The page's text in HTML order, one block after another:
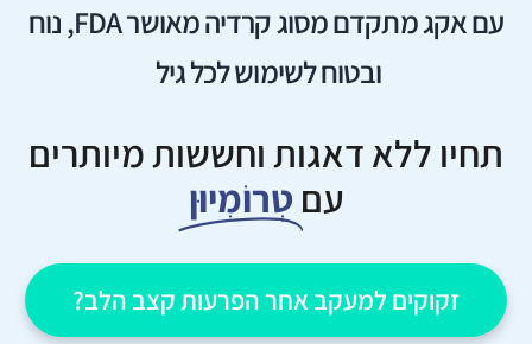
עם אקג מתקדם מסוג קרדיה מאושר FDA, נוח
ובטוח לשימוש לכל גיל ​
תחיו ללא דאגות וחששות מיותרים
עם טְרוֹמִיוּן
זקוקים למעקב אחר הפרעות קצב הלב?